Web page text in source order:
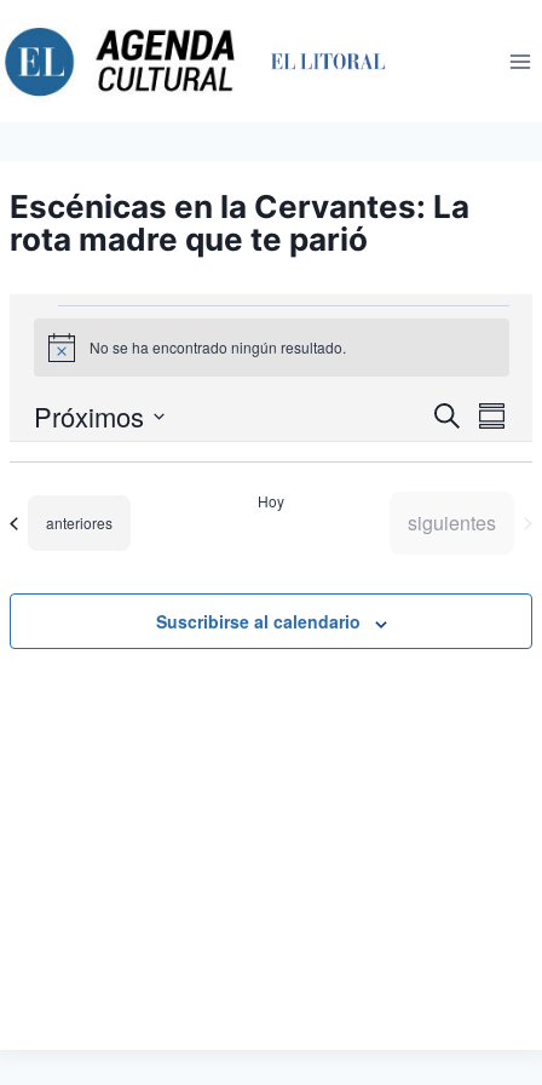
al
contenido
Escénicas en la Cervantes: La
rota madre que te parió
Aviso No se ha encontrado ningún resultado.
de
búsqueda
vistas
de
Buscar
de
Próximos
Eventos
anteriores
Hoy
Eventos
siguientes
Suscribirse al calendario